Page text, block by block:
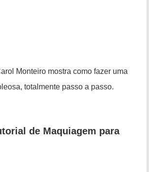
Monteiro mostra como fazer uma
totalmente passo a passo.
de Maquiagem para